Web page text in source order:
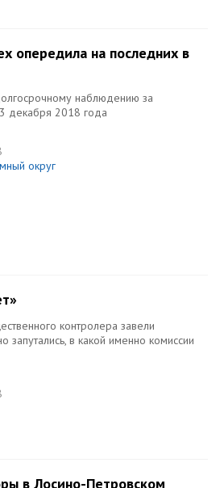
опередила на последних в
наблюдению за
декабря 2018 года
округ
контролера завели
запутались, в какой именно комиссии
в Лосино-Петровском